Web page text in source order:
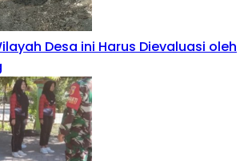
Desa ini Harus Dievaluasi oleh